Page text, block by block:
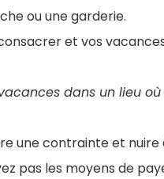
ou une garderie.
et vos
dans un lieu
une contrainte et nuire
pas les moyens de